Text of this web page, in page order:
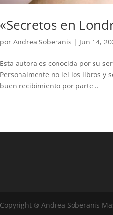
«Secretos en
porAndrea Soberanis | Jun 14,
Esta autora es conocida por su
Personalmente no leí los libros y
buen recibimiento por parte...
Copyright ® Andrea Soberanis